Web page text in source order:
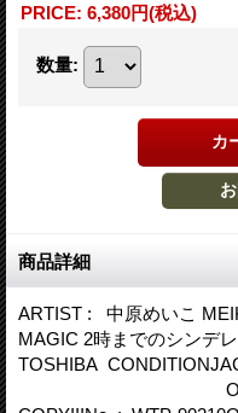
PRICE: 6,380円(税込)
数量:
商品詳細
ARTIST : 中原めいこ
MAGIC 2時までのシンデ
TOSHIBA
OBI : HAVE /